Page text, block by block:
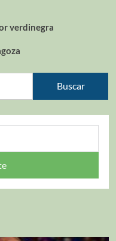
verdinegra